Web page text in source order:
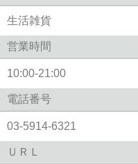
生活雑貨
営業時間
10:00-21:00
電話番号
03-5914-6321
ＵＲＬ